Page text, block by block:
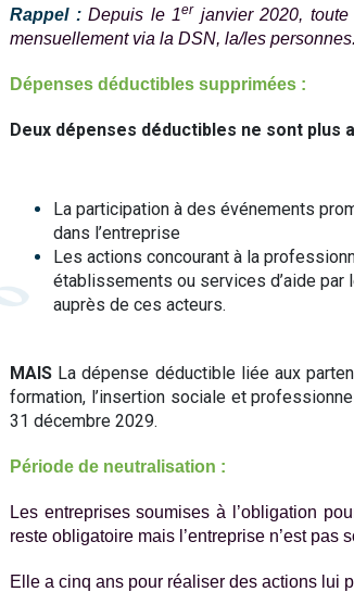
Rappel :Depuis le 1er janvier 2020,
mensuellement via la DSN, la/les personnes.
Dépenses déductibles supprimées :
Deux dépenses déductibles ne sont plus
La participation à des événements
dans l’entreprise
Les actions concourant à la
établissements ou services d’aide par
auprès de ces acteurs.
MAIS La dépense déductible liée aux
formation, l’insertion sociale et
31 décembre 2029.
Période de neutralisation :
Les entreprises soumises à l’obligation
reste obligatoire mais l’entreprise n’est pas
Elle a cinq ans pour réaliser des actions lui